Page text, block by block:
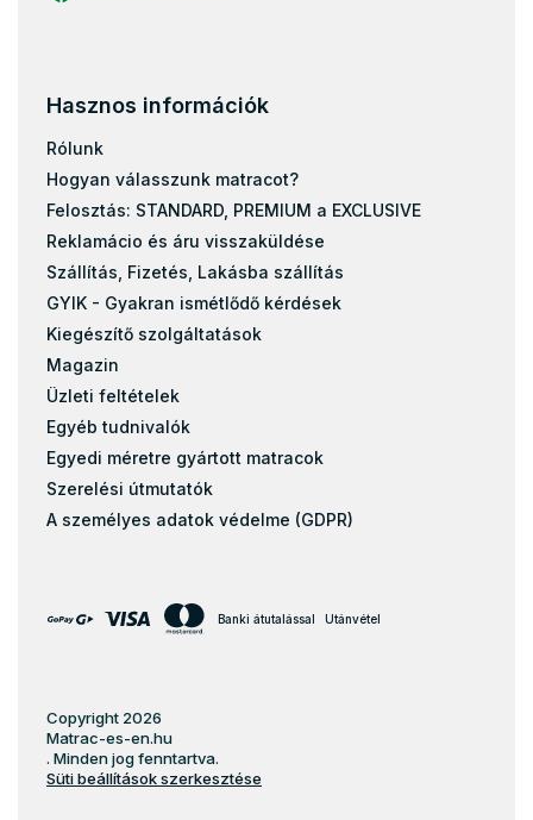
Hasznos információk
Rólunk
Hogyan válasszunk matracot?
Felosztás: STANDARD, PREMIUM a EXCLUSIVE
Reklamácio és áru visszaküldése
Szállítás, Fizetés, Lakásba szállítás
GYIK - Gyakran ismétlődő kérdések
Kiegészítő szolgáltatások
Magazin
Üzleti feltételek
Egyéb tudnivalók
Egyedi méretre gyártott matracok
Szerelési útmutatók
A személyes adatok védelme (GDPR)
Banki átutalással Utánvétel
Copyright 2026
Matrac-es-en.hu
. Minden jog fenntartva.
Süti beállítások szerkesztése